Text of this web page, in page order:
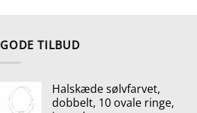
GODE TILBUD
Halskæde sølvfarvet,
dobbelt, 10 ovale ringe,